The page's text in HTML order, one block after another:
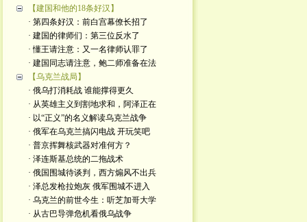
【建国和他的18条好汉】
· 第四条好汉：前白宫幕僚长招了
· 建国的律师们：第三位反水了
· 懂王请注意：又一名律师认罪了
· 建国同志请注意，鲍二师准备在法
【乌克兰战局】
· 俄乌打消耗战 谁能撑得更久
· 从英雄主义到割地求和，阿泽正在
· 以“正义”的名义解读乌克兰战争
· 俄军在乌克兰搞闪电战 开玩笑吧
· 普京挥舞核武器对准何方？
· 泽连斯基总统的二拖战术
· 俄国围城待谈判，西方煽风不出兵
· 泽总发枪拉炮灰 俄军围城不进入
· 乌克兰的前世今生：听芝加哥大学
· 从古巴导弹危机看俄乌战争